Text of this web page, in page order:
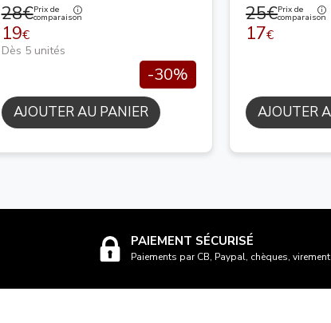
28€Prix de
comparaison
19€
Dès 5 unités
-30%
AJOUTER AU PANIER
25€Prix de
comparaison
17€
AJOUTER
PAIEMENT SÉCURISÉ
Paiements par CB, Paypal, chèques,